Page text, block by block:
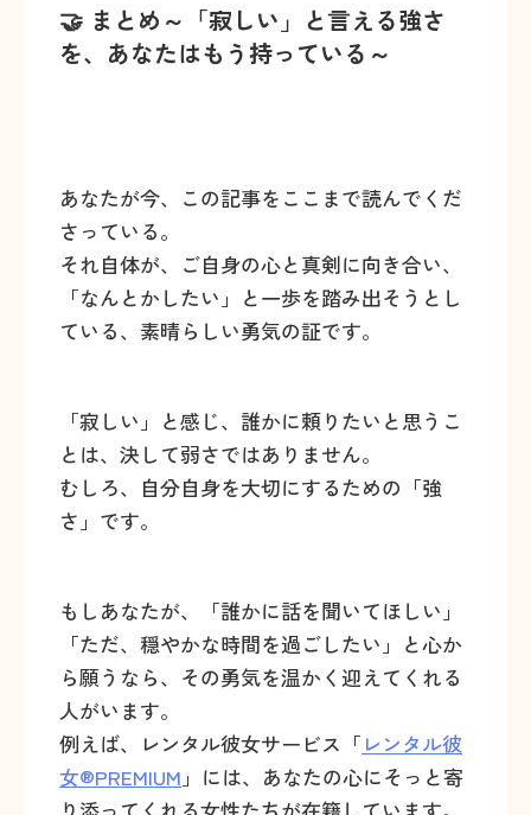
🤝 まとめ～「寂しい」と言える強さ
を、あなたはもう持っている～
あなたが今、この記事をここまで読んでくだ
さっている。
それ自体が、ご自身の心と真剣に向き合い、
「なんとかしたい」と一歩を踏み出そうとし
ている、素晴らしい勇気の証です。
「寂しい」と感じ、誰かに頼りたいと思うこ
とは、決して弱さではありません。
むしろ、自分自身を大切にするための「強
さ」です。
もしあなたが、「誰かに話を聞いてほしい」
「ただ、穏やかな時間を過ごしたい」と心か
ら願うなら、その勇気を温かく迎えてくれる
人がいます。
例えば、レンタル彼女サービス「 レンタル彼
女®PREMIUM 」には、あなたの心にそっと寄